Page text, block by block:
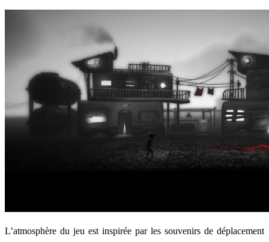
L’atmosphère du jeu est inspirée par les souvenirs de déplacement